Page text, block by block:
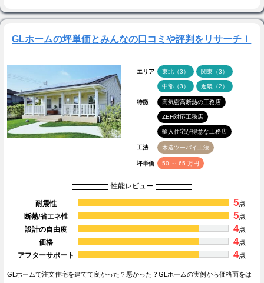
GLホームの坪単価とみんなの口コミや評判をリサーチ！
エリア 東北（3） 関東（3）
中部（3） 近畿（2）
特徴 高気密高断熱の工務店
ZEH対応工務店
輸入住宅が得意な工務店
工法 木造ツーバイ工法
坪単価 50 ～ 65 万円
性能レビュー
耐震性 5点
断熱/省エネ性
5点
設計の自由度
4点
価格
4点
アフターサポート
4点
GLホームで注文住宅を建てて良かった？悪かった？GLホームの実例から価格面をは